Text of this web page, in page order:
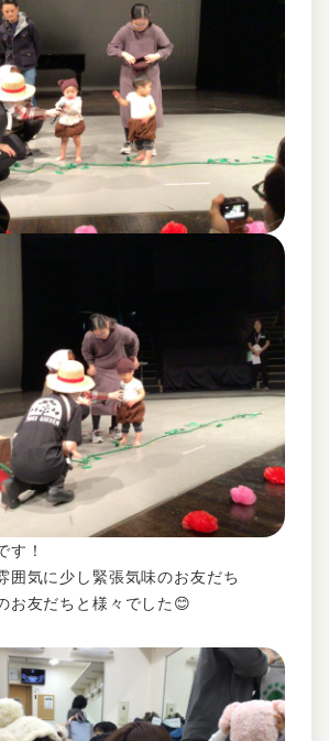
す！
囲気に少し緊張気味のお友だち
お友だちと様々でした😊